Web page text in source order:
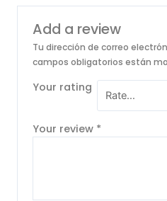
Add a review
Tu dirección de correo
campos obligatorios están
Your rating
Your review *